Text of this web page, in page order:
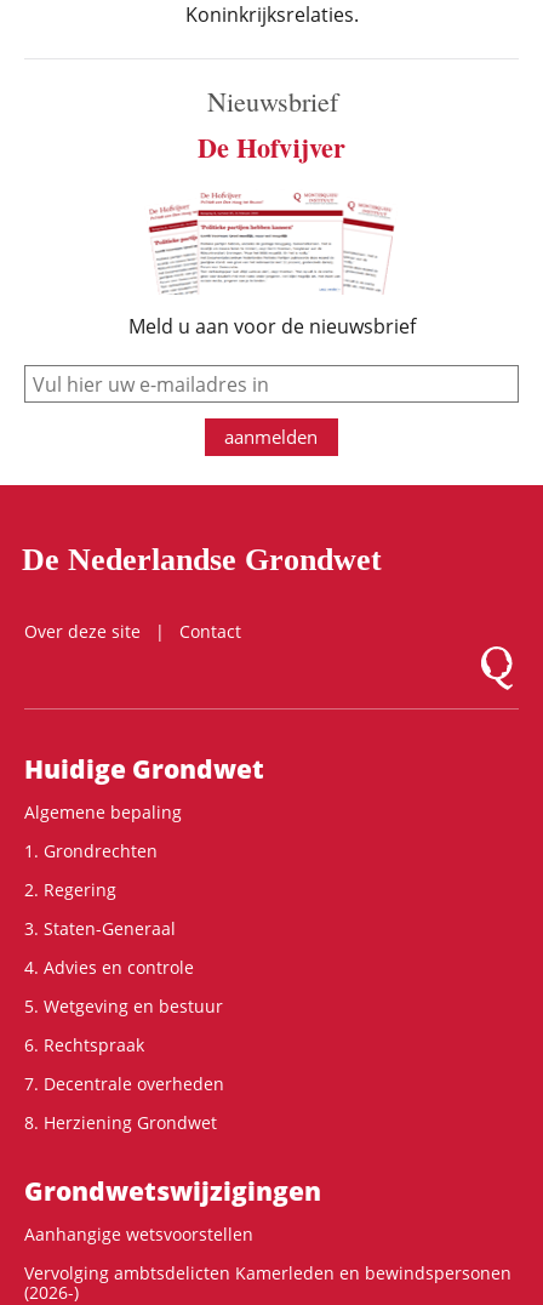
Koninkrijksrelaties.
Nieuwsbrief
De Hofvijver
Meld u aan voor de nieuwsbrief
e-mail
aanmelden
De Nederlandse Grondwet
Over deze site
Contact
Logo
Hoofdnavigatie
Huidige Grondwet
Algemene bepaling
1. Grondrechten
2. Regering
3. Staten-Generaal
4. Advies en controle
5. Wetgeving en bestuur
6. Rechtspraak
7. Decentrale overheden
8. Herziening Grondwet
Grondwets­wijzigingen
Aanhangige wetsvoorstellen
Vervolging ambtsdelicten Kamerleden en bewindspersonen
(2026-)